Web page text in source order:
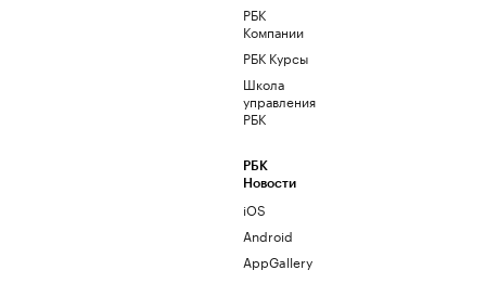
РБК
Компании
РБК Курсы
Школа
управления
РБК
РБК
Новости
iOS
Android
AppGallery